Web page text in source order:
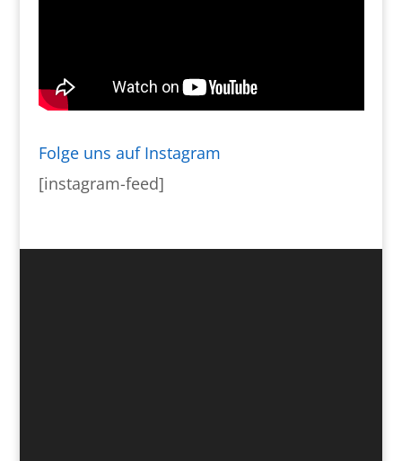
Folge uns auf Instagram
[instagram-feed]